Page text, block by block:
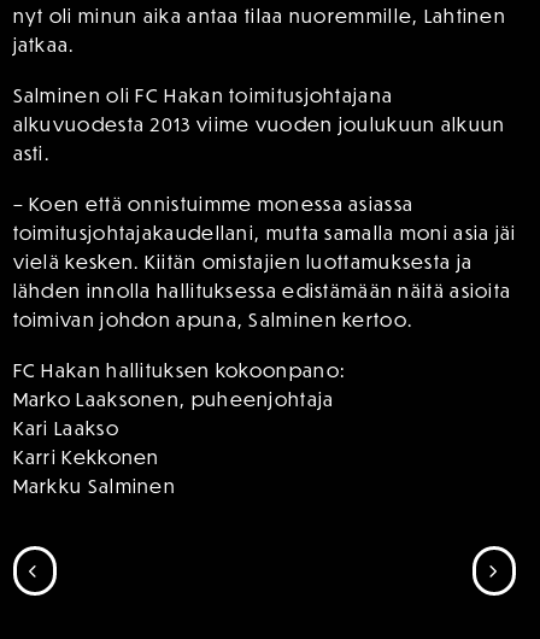
nyt oli minun aika antaa tilaa nuoremmille, Lahtinen
jatkaa.
Salminen oli FC Hakan toimitusjohtajana
alkuvuodesta 2013 viime vuoden joulukuun alkuun
asti.
– Koen että onnistuimme monessa asiassa
toimitusjohtajakaudellani, mutta samalla moni asia jäi
vielä kesken. Kiitän omistajien luottamuksesta ja
lähden innolla hallituksessa edistämään näitä asioita
toimivan johdon apuna, Salminen kertoo.
FC Hakan hallituksen kokoonpano:
Marko Laaksonen, puheenjohtaja
Kari Laakso
Karri Kekkonen
Markku Salminen
SIIRRY EDELLISEEN